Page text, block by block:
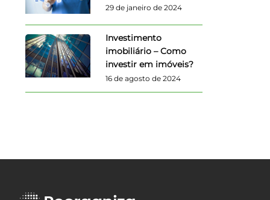
29 de janeiro de 2024
Investimento
imobiliário – Como
investir em imóveis?
16 de agosto de 2024